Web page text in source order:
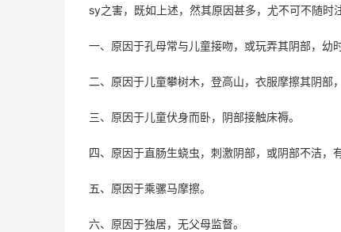
sy之害，既如上述，然其原因甚多，尤不可不随时
一、原因于孔母常与儿童接吻，或玩弄其阴部，幼
二、原因于儿童攀树木，登高山，衣服摩擦其阴部
三、原因于儿童伏身而卧，阴部接触床褥。
四、原因于直肠生蛲虫，刺激阴部，或阴部不洁，
五、原因于乘骡马摩擦。
六、原因于独居，无父母监督。